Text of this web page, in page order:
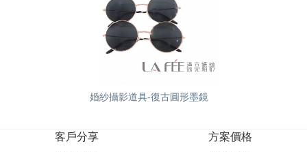
婚紗攝影道具-復古圓形墨鏡
客戶分享
方案價格